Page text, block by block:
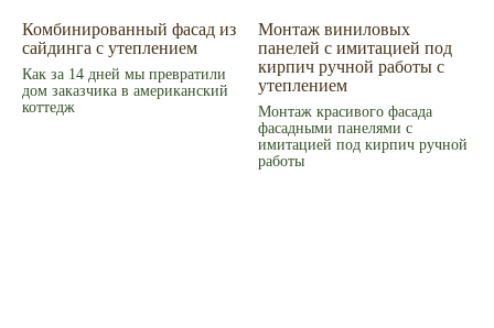
Комбинированный фасад из
сайдинга с утеплением
Как за 14 дней мы превратили
дом заказчика в американский
коттедж
Монтаж виниловых
панелей с имитацией под
кирпич ручной работы с
утеплением
Монтаж красивого фасада
фасадными панелями с
имитацией под кирпич ручной
работы
Контакты
Контакты
Екатеринбург, ул. Альпинистов, 77В, офис 108
8 (343) 287 62 69
Режим работы
Пн – Пт 9.00 - 18.00